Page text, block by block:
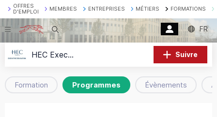
OFFRES
D'EMPLOI
MEMBRES ENTREPRISES MÉTIERS FORMATIONS
Recherche FR
HEC Executive Education Suivre
Formation Programmes Évènements